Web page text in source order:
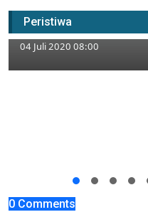
Peristiwa
Tambah Dua
Corona di Tuban
04 Juli 2020 08:00
0 Comments